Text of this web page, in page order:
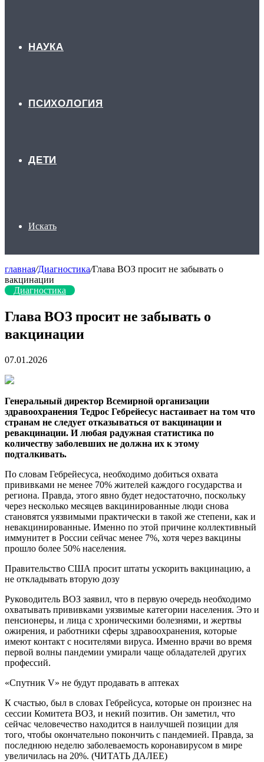
НАУКА
ПСИХОЛОГИЯ
ДЕТИ
Искать
главная/Диагностика/Глава ВОЗ просит не забывать о
вакцинации
Диагностика
Глава ВОЗ просит не забывать о
вакцинации
07.01.2026
Генеральный директор Всемирной организации
здравоохранения Тедрос Гебрейесус настаивает на том что
странам не следует отказываться от вакцинации и
ревакцинации. И любая радужная статистика по
количеству заболевших не должна их к этому
подталкивать.
По словам Гебрейесуса, необходимо добиться охвата
прививками не менее 70% жителей каждого государства и
региона. Правда, этого явно будет недостаточно, поскольку
через несколько месяцев вакцинированные люди снова
становятся уязвимыми практически в такой же степени, как и
невакцинированные. Именно по этой причине коллективный
иммунитет в России сейчас менее 7%, хотя через вакцины
прошло более 50% населения.
Правительство США просит штаты ускорить вакцинацию, а
не откладывать вторую дозу
Руководитель ВОЗ заявил, что в первую очередь необходимо
охватывать прививками уязвимые категории населения. Это и
пенсионеры, и лица с хроническими болезнями, и жертвы
ожирения, и работники сферы здравоохранения, которые
имеют контакт с носителями вируса. Именно врачи во время
первой волны пандемии умирали чаще обладателей других
профессий.
«Спутник V» не будут продавать в аптеках
К счастью, был в словах Гебрейсуса, которые он произнес на
сессии Комитета ВОЗ, и некий позитив. Он заметил, что
сейчас человечество находится в наилучшей позиции для
того, чтобы окончательно покончить с пандемией. Правда, за
последнюю неделю заболеваемость коронавирусом в мире
увеличилась на 20%. (ЧИТАТЬ ДАЛЕЕ)